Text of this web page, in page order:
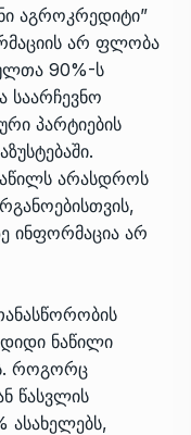
აგროკრედიტი”
არ ფლობა
90%-ს
საარჩევნო
პარტიების
არასდროს
ინფორმაცია არ
დიდი ნაწილი
როგორც
წასვლის
ასახელებს,